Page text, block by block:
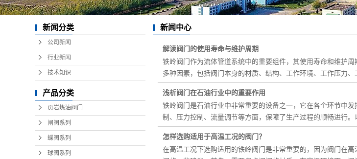
新闻分类
公司新闻
行业新闻
技术知识
产品分类
页岩炼油阀门
闸阀系列
蝶阀系列
球阀系列
新闻中心
解读阀门的使用寿命与维护周期
铁岭阀门作为流体管道系统中的重要组件，其使用寿命和维护
多种因素，包括阀门本身的材质、结构、工作环境、工作压力
浅析阀门在石油行业中的重要作用
铁岭阀门是石油行业中非常重要的设备之一，它在各个环节中
制、压力控制、流量调节等方面，保障了生产过程的顺畅进行
怎样选购适用于高温工况的阀门？
在高温工况下选购适用的铁岭阀门是非常重要的，因为阀门在